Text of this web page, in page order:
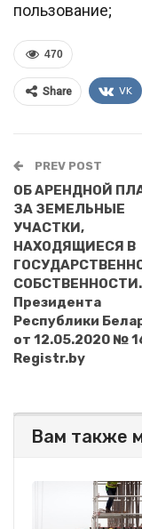
пользование;
470
Share VK
PREV POST
ОБ АРЕНДНОЙ
ЗА ЗЕМЕЛЬНЫЕ
УЧАСТКИ,
НАХОДЯЩИЕСЯ В
СОБСТВЕННОСТИ.
Президента
Республики
от 12.05.2020 №
Registr.by
Вам также